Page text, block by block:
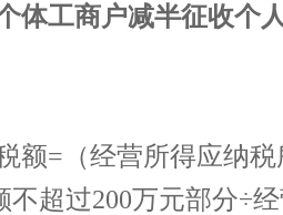
工商户减半征收个人
=（经营所得应纳税
不超过200万元部分÷